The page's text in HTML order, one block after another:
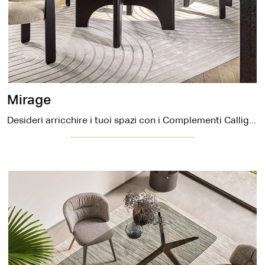
Mirage
Desideri arricchire i tuoi spazi con i Complementi Calligaris? Eccoti molteplici modelli di tappeti in tessuto come Mirage.